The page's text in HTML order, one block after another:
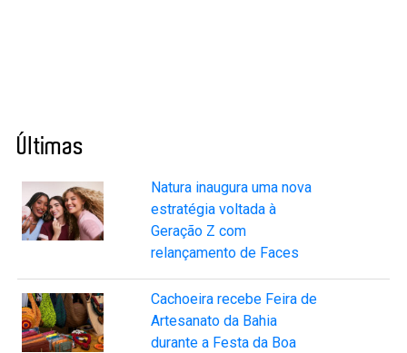
Últimas
Natura inaugura uma nova
estratégia voltada à
Geração Z com
relançamento de Faces
Cachoeira recebe Feira de
Artesanato da Bahia
durante a Festa da Boa